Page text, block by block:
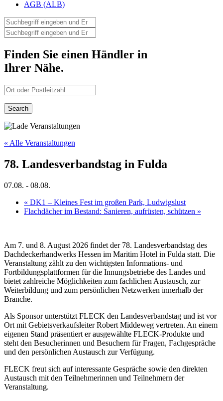
AGB (ALB)
Finden Sie einen Händler in
Ihrer Nähe.
« Alle Veranstaltungen
78. Landesverbandstag in Fulda
07.08. - 08.08.
« DK1 – Kleines Fest im großen Park, Ludwigslust
Flachdächer im Bestand: Sanieren, aufrüsten, schützen »
Am 7. und 8. August 2026 findet der 78. Landesverbandstag des
Dachdeckerhandwerks Hessen im Maritim Hotel in Fulda statt. Die
Veranstaltung zählt zu den wichtigsten Informations- und
Fortbildungsplattformen für die Innungsbetriebe des Landes und
bietet zahlreiche Möglichkeiten zum fachlichen Austausch, zur
Weiterbildung und zum persönlichen Netzwerken innerhalb der
Branche.
Als Sponsor unterstützt FLECK den Landesverbandstag und ist vor
Ort mit Gebietsverkaufsleiter Robert Middeweg vertreten. An einem
eigenen Stand präsentiert er ausgewählte FLECK-Produkte und
steht den Besucherinnen und Besuchern für Fragen, Fachgespräche
und den persönlichen Austausch zur Verfügung.
FLECK freut sich auf interessante Gespräche sowie den direkten
Austausch mit den Teilnehmerinnen und Teilnehmern der
Veranstaltung.